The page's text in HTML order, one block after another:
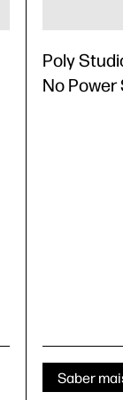
Poly
No Power
Saber